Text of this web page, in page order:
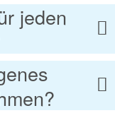
jeden